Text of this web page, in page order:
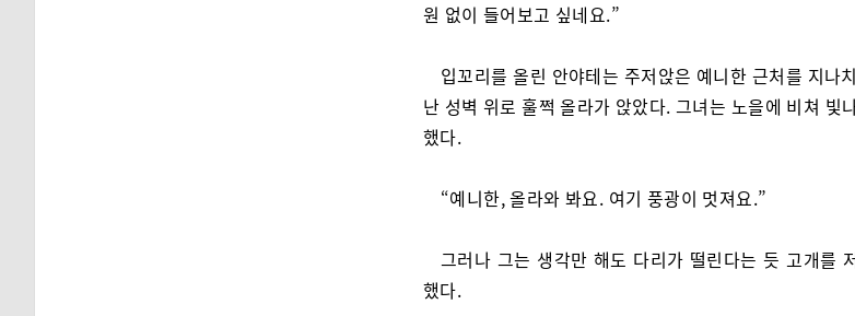
원 없이 들어보고 싶네요.”
입꼬리를 올린 안야테는 주저앉은 예니한 근처를 지나
난 성벽 위로 훌쩍 올라가 앉았다. 그녀는 노을에 비쳐 빛
했다.
“예니한, 올라와 봐요. 여기 풍광이 멋져요.”
그러나 그는 생각만 해도 다리가 떨린다는 듯 고개를
했다.